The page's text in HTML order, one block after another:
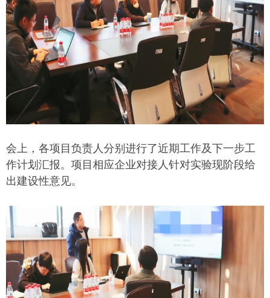
会上，各项目负责人分别进行了近期工作及下一步工
作计划汇报。项目相应企业对接人针对实验现阶段给
出建设性意见。